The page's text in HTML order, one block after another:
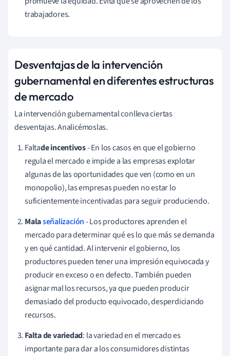
trabajadores.
Desventajas de la intervención
gubernamental en diferentes estructuras
de mercado
La intervención gubernamental conlleva ciertas
desventajas. Analicémoslas.
Faltade incentivos- En los casos en que el gobierno
regula el mercado e impide a las empresas explotar
algunas de las oportunidades que ven (como en un
monopolio), las empresas pueden no estar lo
suficientemente incentivadas para seguir produciendo.
Malaseñalización- Los productores aprenden el
mercado para determinar qué es lo que más se demanda
y en qué cantidad. Al intervenir el gobierno, los
productores pueden tener una impresión equivocada y
producir en exceso o en defecto. También pueden
asignar mal los recursos, ya que pueden producir
demasiado del producto equivocado, desperdiciando
recursos.
Falta de variedad: la variedad en el mercado es
importante para dar a los consumidores distintas